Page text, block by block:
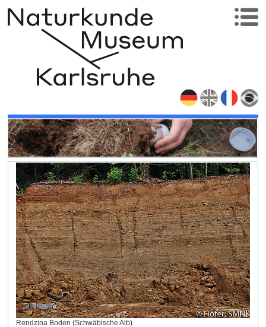
Rendzina Boden (Schwäbische Alb)